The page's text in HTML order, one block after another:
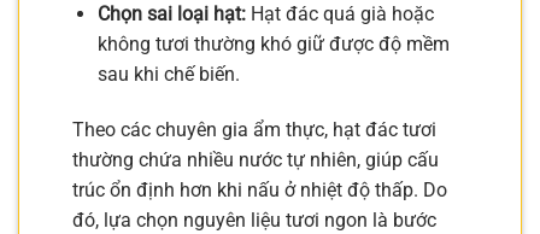
Chọn sai loại hạt:Hạt đác quá già hoặc
không tươi thường khó giữ được độ mềm
sau khi chế biến.
Theo các chuyên gia ẩm thực, hạt đác tươi
thường chứa nhiều nước tự nhiên, giúp cấu
trúc ổn định hơn khi nấu ở nhiệt độ thấp. Do
đó, lựa chọn nguyên liệu tươi ngon là bước